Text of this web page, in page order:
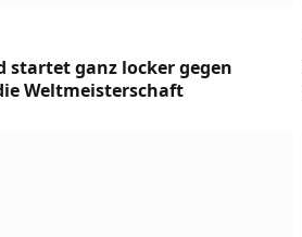
startet ganz locker gegen
Weltmeisterschaft